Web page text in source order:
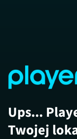
Ups...
Twojej